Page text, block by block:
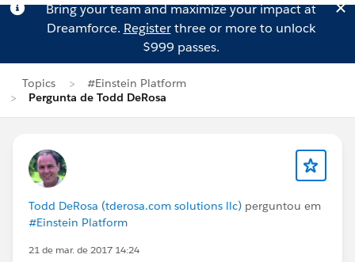
Bring your team and maximize your impact at
Dreamforce. Registerthree or more to unlock
$999 passes.
Topics
#Einstein Platform
Pergunta de Todd DeRosa
Todd DeRosa (tderosa.com solutions llc) perguntou em
#Einstein Platform
21 de mar. de 2017 14:24